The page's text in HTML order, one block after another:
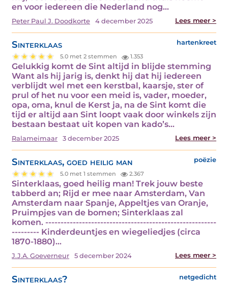
en voor iedereen die Nederland nog…
Peter Paul J. Doodkorte 4 december 2025 Lees meer >
Sinterklaas hartenkreet
5.0 met 2 stemmen 1.353
Gelukkig komt de Sint altijd in blijde stemming
Want als hij jarig is, denkt hij dat hij iedereen
verblijdt wel met een kerstbal, kaarsje, ster of
prul of het nu voor een meid is, vader, moeder,
opa, oma, knul de Kerst ja, na de Sint komt die
tijd er altijd aan Sint loopt vaak door winkels zijn
bestaan bestaat uit kopen van kado’s…
Ralameimaar 3 december 2025 Lees meer >
Sinterklaas, goed heilig man poëzie
5.0 met 1 stemmen 2.367
Sinterklaas, goed heilig man! Trek jouw beste
tabberd an; Rijd er mee naar Amsterdam, Van
Amsterdam naar Spanje, Appeltjes van Oranje,
Pruimpjes van de bomen; Sinterklaas zal
komen. --------------------------------------------------------
--------- Kinderdeuntjes en wiegeliedjes (circa
1870-1880)…
J.J.A. Goeverneur 5 december 2024 Lees meer >
Sinterklaas? netgedicht